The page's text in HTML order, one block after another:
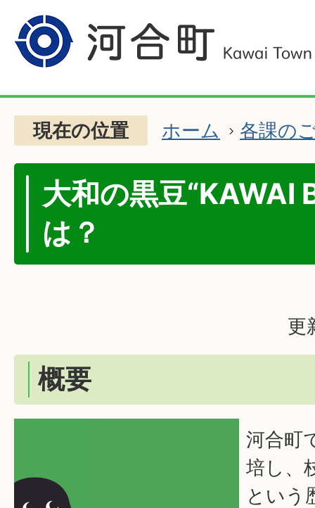
現在の位置 ホーム 各課の
大和の黒豆“KAWAI
は？
更
概要
河合町
培し、
という